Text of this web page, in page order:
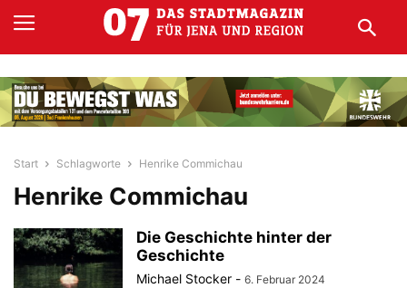
Start Schlagworte Henrike Commichau
Henrike Commichau
Die Geschichte hinter der
Geschichte
Michael Stocker - 6. Februar 2024